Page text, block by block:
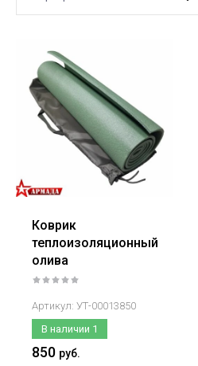
Цена - возрастание
Название - Я-А
Название - А-Я
Коврик
теплоизоляционный
олива
Артикул: УТ-00013850
В наличии 1
850 руб.